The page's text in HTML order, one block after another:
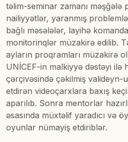
təlim-seminar zamanı məşğələ
nailiyyətlər, yaranmış
bağlı məsələlər, layihə
monitorinqlər müzakirə edilib.
ayların proqramları müzakirə
UNİCEF-in malkiyyə dəstəyi ilə
çərçivəsində çəkilmiş valideyn-
etdirən videoçarxlara baxış
aparılıb. Sonra mentorlar
əsasında müxtəlif yaradıcı və
oyunlar nümayiş etdiriblər.